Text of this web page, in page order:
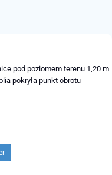
pod poziomem terenu 1,20 m
pokryła punkt obrotu